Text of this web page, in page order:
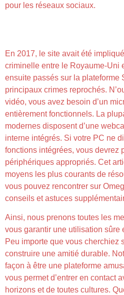
pour les réseaux sociaux.
En 2017, le site avait été
criminelle entre le Royaume-Uni
ensuite passés sur la plateforme
principaux crimes reprochés.
vidéo, vous avez besoin d’un
entièrement fonctionnels. La
modernes disposent d’une
interne intégrés. Si votre PC ne
fonctions intégrées, vous devrez
périphériques appropriés. Cet
moyens les plus courants de
vous pouvez rencontrer sur
conseils et astuces
Ainsi, nous prenons toutes les
vous garantir une utilisation sûre
Peu importe que vous cherchiez
construire une amitié durable.
façon à être une plateforme
vous permet d’entrer en contact
horizons et de toutes cultures.